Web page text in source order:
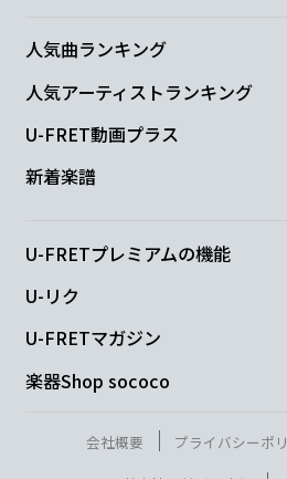
人気曲ランキング
人気アーティストランキング
U-FRET動画プラス
新着楽譜
U-FRETプレミアムの機能
U-リク
U-FRETマガジン
楽器Shop sococo
会社概要 プライバシーポ